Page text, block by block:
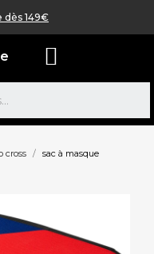
dès 149€
cross
sac à masque